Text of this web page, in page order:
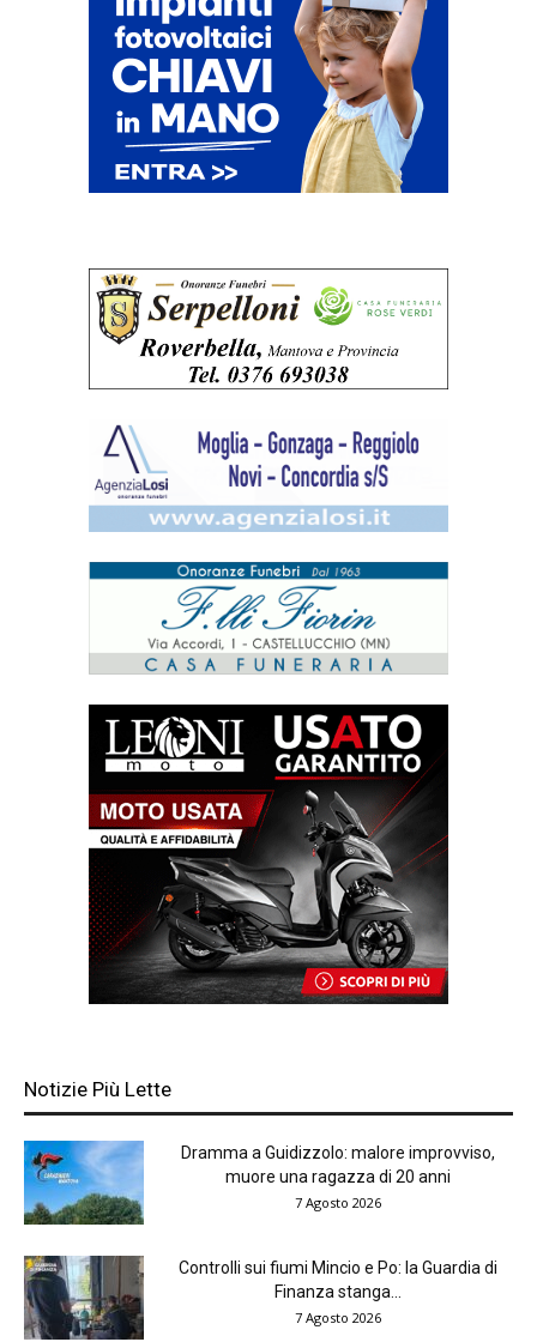
Notizie Più Lette
Dramma a Guidizzolo: malore improvviso,
muore una ragazza di 20 anni
7 Agosto 2026
Controlli sui fiumi Mincio e Po: la Guardia di
Finanza stanga...
7 Agosto 2026